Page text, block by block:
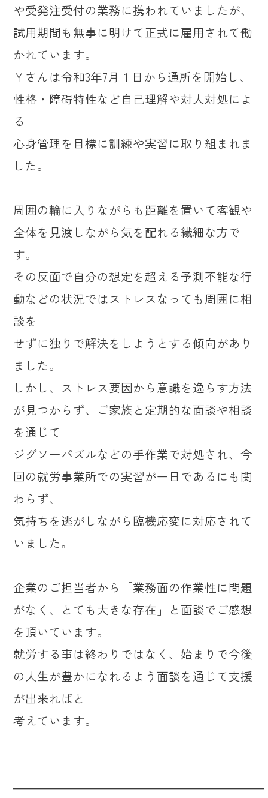
や受発注受付の業務に携われていましたが、
試用期間も無事に明けて正式に雇用されて働
かれています。
Ｙさんは令和3年7月１日から通所を開始し、
性格・障碍特性など自己理解や対人対処によ
る
心身管理を目標に訓練や実習に取り組まれま
した。
周囲の輪に入りながらも距離を置いて客観や
全体を見渡しながら気を配れる繊細な方で
す。
その反面で自分の想定を超える予測不能な行
動などの状況ではストレスなっても周囲に相
談を
せずに独りで解決をしようとする傾向があり
ました。
しかし、ストレス要因から意識を逸らす方法
が見つからず、ご家族と定期的な面談や相談
を通じて
ジグソーパズルなどの手作業で対処され、今
回の就労事業所での実習が一日であるにも関
わらず、
気持ちを逃がしながら臨機応変に対応されて
いました。
企業のご担当者から「業務面の作業性に問題
がなく、とても大きな存在」と面談でご感想
を頂いています。
就労する事は終わりではなく、始まりで今後
の人生が豊かになれるよう面談を通じて支援
が出来ればと
考えています。
―――――――――――――――――――――